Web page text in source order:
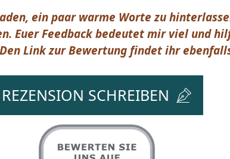
ein paar warme Worte zu
Euer Feedback bedeutet mir viel und
Link zur Bewertung findet ihr
REZENSION SCHREIBEN